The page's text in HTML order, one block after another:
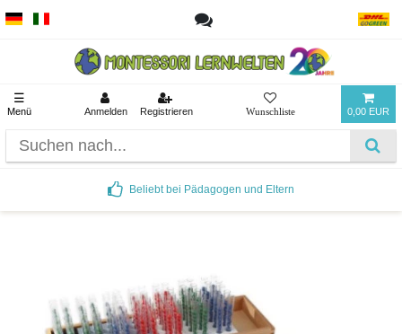
☰
Menü Anmelden Registrieren 0,00 EUR
Beliebt bei Pädagogen und Eltern